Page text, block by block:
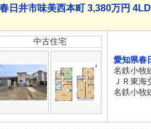
日井市味美西本町 3,380万円
中古住宅
愛知県春
名鉄小牧
ＪＲ東
名鉄小牧